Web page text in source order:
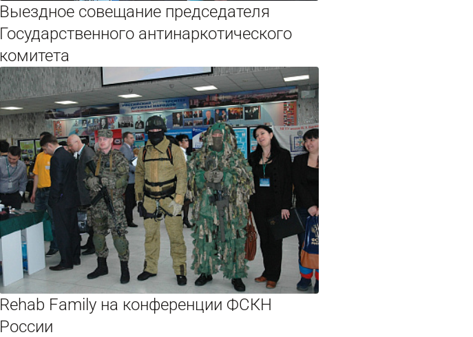
Выездное совещание председателя
Государственного антинаркотического
комитета
Rehab Family на конференции ФСКН
России